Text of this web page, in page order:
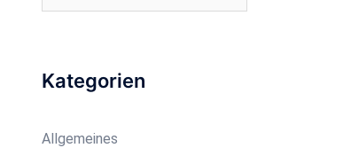
Kategorien
Allgemeines